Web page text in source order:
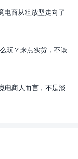
电商从粗放型走向了
玩？来点实货，不谈
电商人而言，不是淡